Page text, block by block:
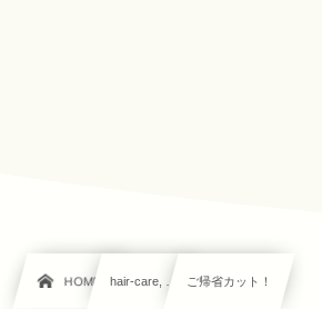
HOME hair-care, … ご帰省カット！